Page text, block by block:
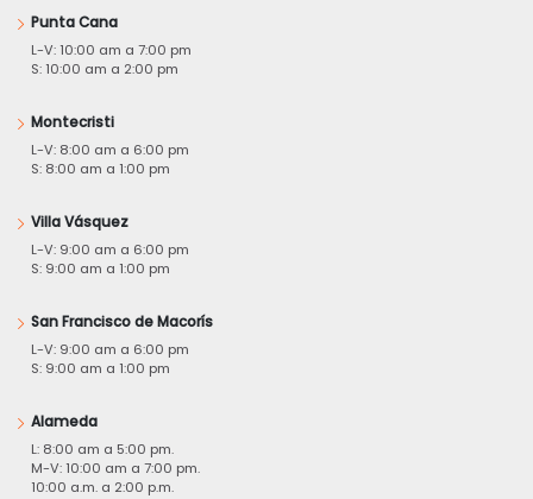
Punta Cana
L-V: 10:00 am a 7:00 pm
S: 10:00 am a 2:00 pm
Montecristi
L-V: 8:00 am a 6:00 pm
S: 8:00 am a 1:00 pm
Villa Vásquez
L-V: 9:00 am a 6:00 pm
S: 9:00 am a 1:00 pm
San Francisco de Macorís
L-V: 9:00 am a 6:00 pm
S: 9:00 am a 1:00 pm
Alameda
L: 8:00 am a 5:00 pm.
M-V: 10:00 am a 7:00 pm.
10:00 a.m. a 2:00 p.m.